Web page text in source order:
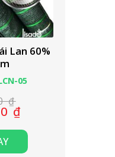
Lan 60%
05
₫
₫.
₫